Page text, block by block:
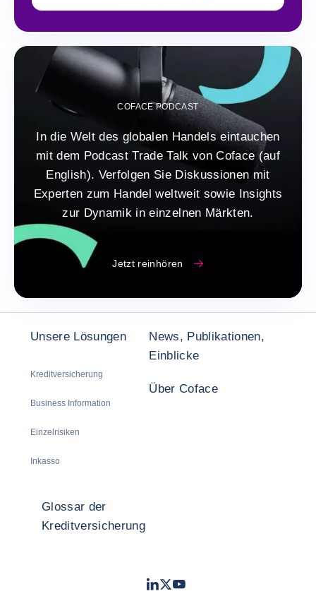
COFACE PODCAST
In die Welt des globalen Handels eintauchen
mit dem Podcast Trade Talk von Coface (auf
English). Verfolgen Sie Diskussionen mit
Experten zum Handel weltweit sowie Insights
zur Dynamik in einzelnen Märkten.
Jetzt reinhören
Unsere Lösungen
Kreditversicherung
Business Information
Einzelrisiken
Inkasso
News, Publikationen,
Einblicke
Über Coface
Glossar der
Kreditversicherung
LinkedIn
TwitterYoutube